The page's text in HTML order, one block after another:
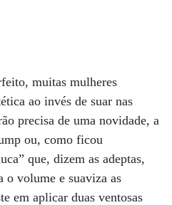
muitas mulheres
ao invés de suar nas
precisa de uma novidade, a
ou, como ficou
que, dizem as adeptas,
o volume e suaviza as
em aplicar duas ventosas